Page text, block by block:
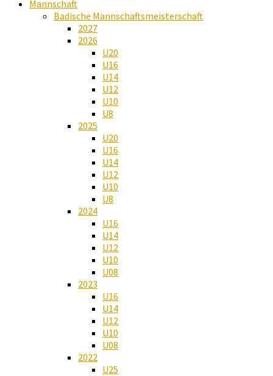
Mannschaft
Badische Mannschaftsmeisterschaft
2027
2026
U20
U16
U14
U12
U10
U8
2025
U20
U16
U14
U12
U10
U8
2024
U16
U14
U12
U10
U08
2023
U16
U14
U12
U10
U08
2022
U25